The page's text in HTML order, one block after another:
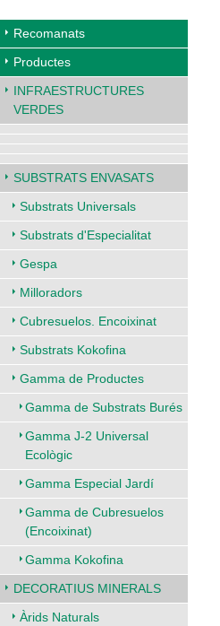
Recomanats
Productes
INFRAESTRUCTURES
VERDES
SUBSTRATS ENVASATS
Substrats Universals
Substrats d'Especialitat
Gespa
Milloradors
Cubresuelos. Encoixinat
Substrats Kokofina
Gamma de Productes
Gamma de Substrats Burés
Gamma J-2 Universal
Ecològic
Gamma Especial Jardí
Gamma de Cubresuelos
(Encoixinat)
Gamma Kokofina
DECORATIUS MINERALS
Àrids Naturals